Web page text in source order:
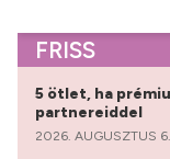
FRISS
5 ötlet, ha
partnereiddel
2026. AUGUSZTUS 6.